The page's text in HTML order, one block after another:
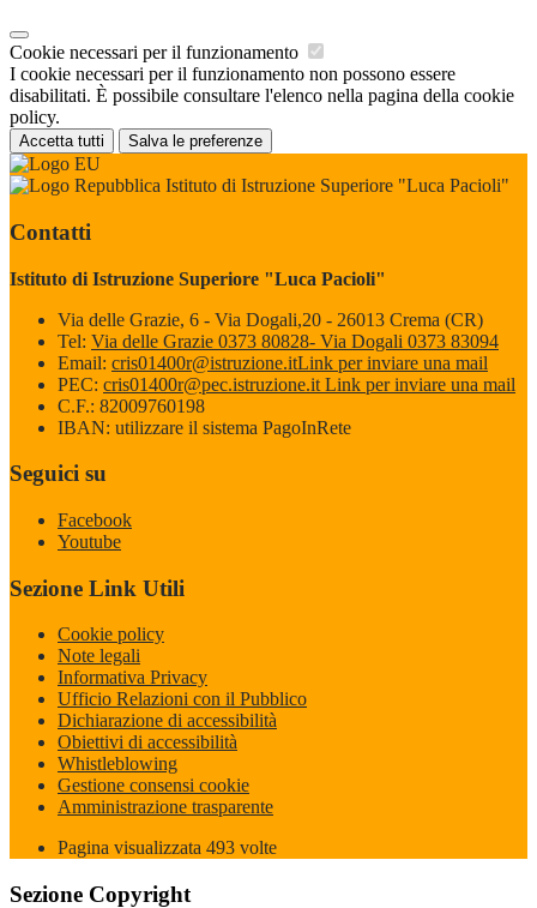
Cookie necessari per il funzionamento
I cookie necessari per il funzionamento non possono essere
disabilitati. È possibile consultare l'elenco nella pagina della cookie
policy.
Accetta tutti Salva le preferenze
Istituto di Istruzione Superiore "Luca Pacioli"
Contatti
Istituto di Istruzione Superiore "Luca Pacioli"
Via delle Grazie, 6 - Via Dogali,20 - 26013 Crema (CR)
Tel: Via delle Grazie 0373 80828- Via Dogali 0373 83094
Email: cris01400r@istruzione.itLink per inviare una mail
PEC: cris01400r@pec.istruzione.it Link per inviare una mail
C.F.: 82009760198
IBAN: utilizzare il sistema PagoInRete
Seguici su
Facebook
Youtube
Sezione Link Utili
Cookie policy
Note legali
Informativa Privacy
Ufficio Relazioni con il Pubblico
Dichiarazione di accessibilità
Obiettivi di accessibilità
Whistleblowing
Gestione consensi cookie
Amministrazione trasparente
Pagina visualizzata 493 volte
Sezione Copyright